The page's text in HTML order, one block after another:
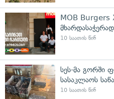
MOB Burgers
10 საათის წინ
სეს-მა გორში
სასაკლაოს
10 საათის წინ